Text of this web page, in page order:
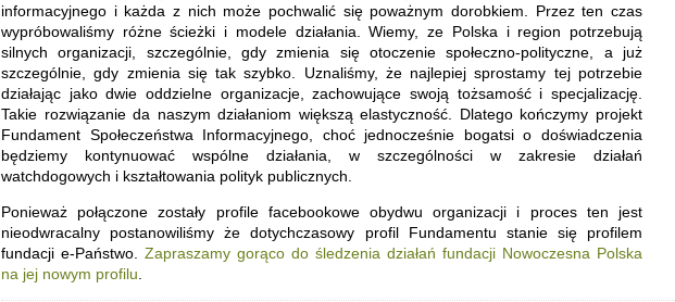
informacyjnego i każda z nich może pochwalić się poważnym dorobkiem. Przez ten czas
wypróbowaliśmy różne ścieżki i modele działania. Wiemy, ze Polska i region potrzebują
silnych organizacji, szczególnie, gdy zmienia się otoczenie społeczno-polityczne, a już
szczególnie, gdy zmienia się tak szybko. Uznaliśmy, że najlepiej sprostamy tej potrzebie
działając jako dwie oddzielne organizacje, zachowujące swoją tożsamość i specjalizację.
Takie rozwiązanie da naszym działaniom większą elastyczność. Dlatego kończymy projekt
Fundament Społeczeństwa Informacyjnego, choć jednocześnie bogatsi o doświadczenia
będziemy kontynuować wspólne działania, w szczególności w zakresie działań
watchdogowych i kształtowania polityk publicznych.
Ponieważ połączone zostały profile facebookowe obydwu organizacji i proces ten jest
nieodwracalny postanowiliśmy że dotychczasowy profil Fundamentu stanie się profilem
fundacji e-Państwo. Zapraszamy gorąco do śledzenia działań fundacji Nowoczesna Polska
na jej nowym profilu